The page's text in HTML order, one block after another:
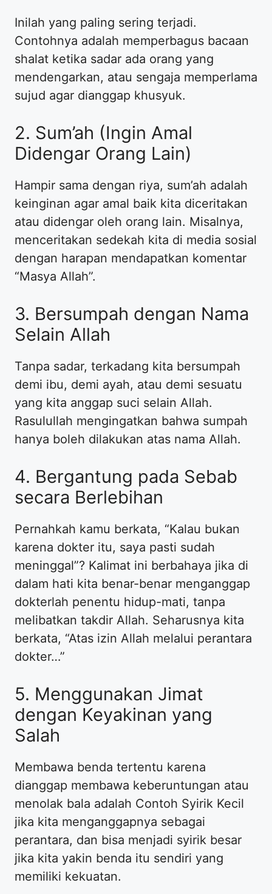
Inilah yang paling sering terjadi.
Contohnya adalah memperbagus bacaan
shalat ketika sadar ada orang yang
mendengarkan, atau sengaja memperlama
sujud agar dianggap khusyuk.
2. Sum’ah (Ingin Amal
Didengar Orang Lain)
Hampir sama dengan riya, sum’ah adalah
keinginan agar amal baik kita diceritakan
atau didengar oleh orang lain. Misalnya,
menceritakan sedekah kita di media sosial
dengan harapan mendapatkan komentar
“Masya Allah”.
3. Bersumpah dengan Nama
Selain Allah
Tanpa sadar, terkadang kita bersumpah
demi ibu, demi ayah, atau demi sesuatu
yang kita anggap suci selain Allah.
Rasulullah mengingatkan bahwa sumpah
hanya boleh dilakukan atas nama Allah.
4. Bergantung pada Sebab
secara Berlebihan
Pernahkah kamu berkata, “Kalau bukan
karena dokter itu, saya pasti sudah
meninggal”? Kalimat ini berbahaya jika di
dalam hati kita benar-benar menganggap
dokterlah penentu hidup-mati, tanpa
melibatkan takdir Allah. Seharusnya kita
berkata, “Atas izin Allah melalui perantara
dokter…”
5. Menggunakan Jimat
dengan Keyakinan yang
Salah
Membawa benda tertentu karena
dianggap membawa keberuntungan atau
menolak bala adalah Contoh Syirik Kecil
jika kita menganggapnya sebagai
perantara, dan bisa menjadi syirik besar
jika kita yakin benda itu sendiri yang
memiliki kekuatan.